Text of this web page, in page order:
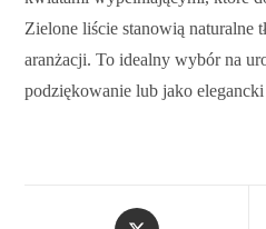
Zielone liście stanowią naturalne
aranżacji. To idealny wybór na
podziękowanie lub jako elegancki